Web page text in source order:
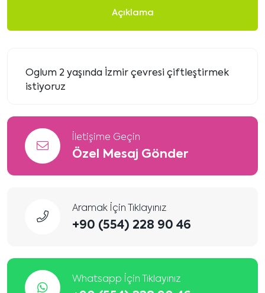
Açıklama
Oglum 2 yaşında İzmir çevresi çiftleştirmek
istiyoruz
İletişime Geçin
Özel Mesaj Gönder
Aramak İçin Tıklayınız
+90 (554) 228 90 46
Whatsapp İçin Tıklayınız